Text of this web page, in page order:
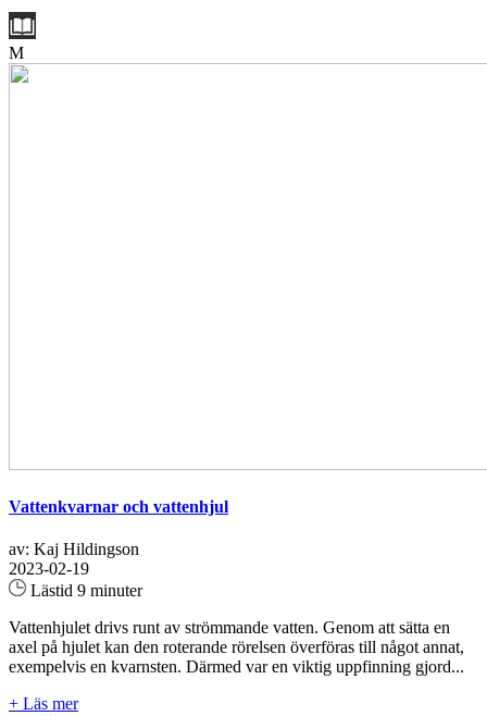
M
Vattenkvarnar och vattenhjul
av: Kaj Hildingson
2023-02-19
Lästid 9 minuter
Vattenhjulet drivs runt av strömmande vatten. Genom att sätta en
axel på hjulet kan den roterande rörelsen överföras till något annat,
exempelvis en kvarnsten. Därmed var en viktig uppfinning gjord...
+ Läs mer